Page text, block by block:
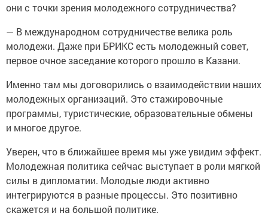
они с точки зрения молодежного сотрудничества?
— В международном сотрудничестве велика роль
молодежи. Даже при БРИКС есть молодежный совет,
первое очное заседание которого прошло в Казани.
Именно там мы договорились о взаимодействии наших
молодежных организаций. Это стажировочные
программы, туристические, образовательные обмены
и многое другое.
Уверен, что в ближайшее время мы уже увидим эффект.
Молодежная политика сейчас выступает в роли мягкой
силы в дипломатии. Молодые люди активно
интегрируются в разные процессы. Это позитивно
скажется и на большой политике.